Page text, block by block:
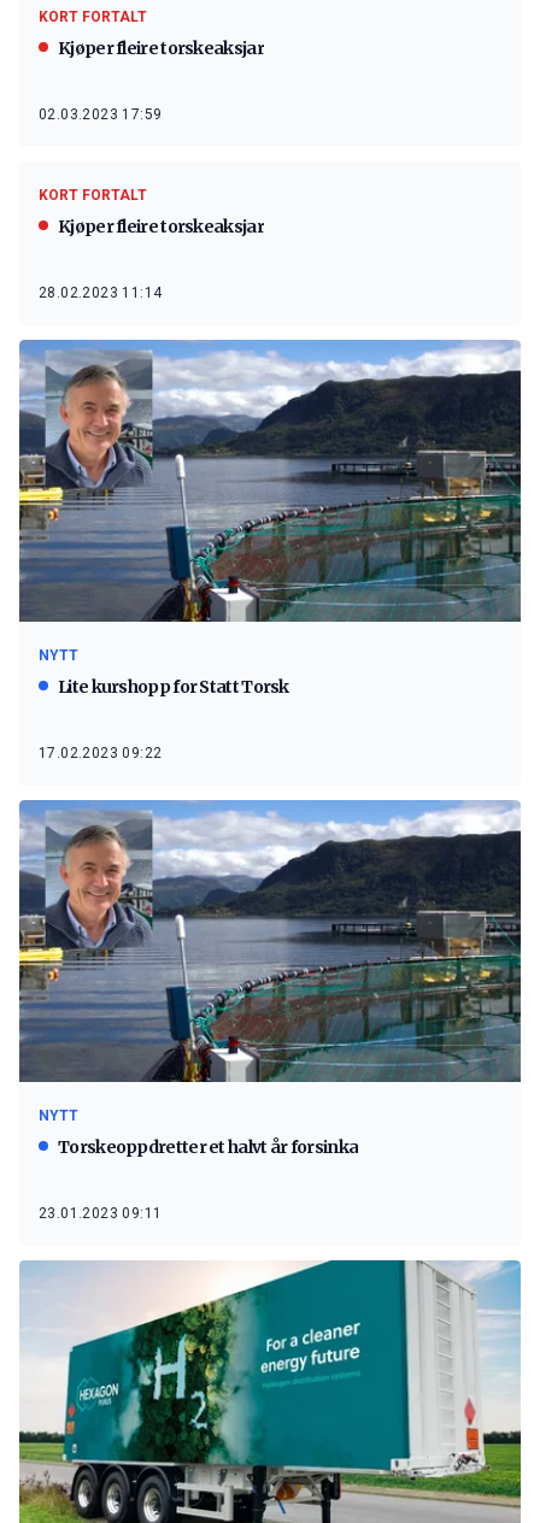
KORT FORTALT
Kjøper fleire torskeaksjar
02.03.2023 17:59
KORT FORTALT
Kjøper fleire torskeaksjar
28.02.2023 11:14
NYTT
Lite kurshopp for Statt Torsk
17.02.2023 09:22
NYTT
Torskeoppdretter et halvt år forsinka
23.01.2023 09:11